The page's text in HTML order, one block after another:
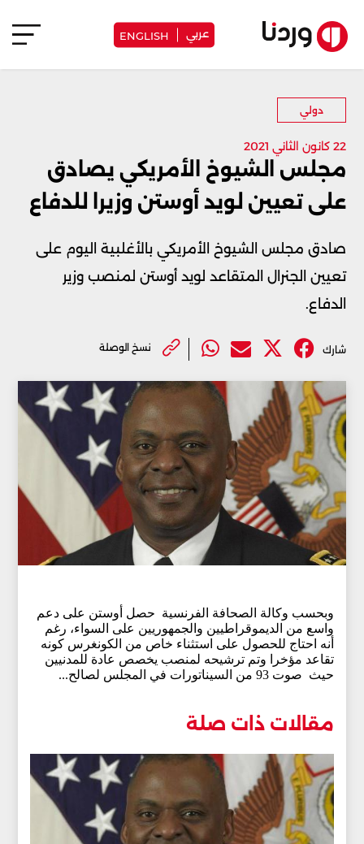
عربي ENGLISH
دولي
22 كانون الثاني 2021
مجلس الشيوخ الأمريكي يصادق
على تعيين لويد أوستن وزيرا للدفاع
صادق مجلس الشيوخ الأمريكي بالأغلبية اليوم على
تعيين الجنرال المتقاعد لويد أوستن لمنصب وزير
الدفاع.
شارك نسخ الوصلة
وبحسب وكالة الصحافة الفرنسية حصل أوستن على دعم
واسع من الديموقراطيين والجمهوريين على السواء، رغم
أنه احتاج للحصول على استثناء خاص من الكونغرس كونه
تقاعد مؤخرا وتم ترشيحه لمنصب يخصص عادة للمدنيين
حيث صوت 93 من السيناتورات في المجلس لصالح...
مقالات ذات صلة